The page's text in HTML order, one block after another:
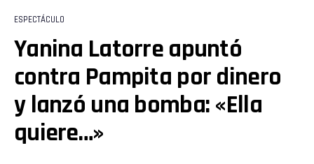
ESPECTÁCULO
Yanina Latorre apuntó
contra Pampita por dinero
y lanzó una bomba: «Ella
quiere…»